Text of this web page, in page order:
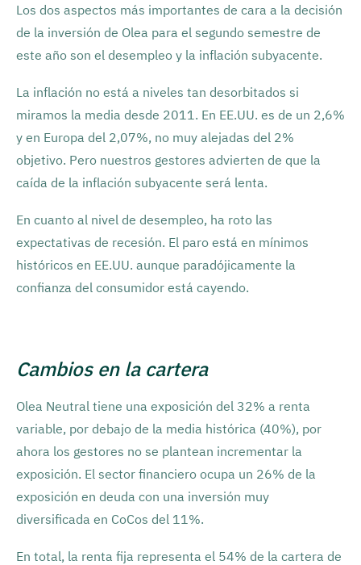
Los dos aspectos más importantes de cara a la decisión
de la inversión de Olea para el segundo semestre de
este año son el desempleo y la inflación subyacente.
La inflación no está a niveles tan desorbitados si
miramos la media desde 2011. En EE.UU. es de un 2,6%
y en Europa del 2,07%, no muy alejadas del 2%
objetivo. Pero nuestros gestores advierten de que la
caída de la inflación subyacente será lenta.
En cuanto al nivel de desempleo, ha roto las
expectativas de recesión. El paro está en mínimos
históricos en EE.UU. aunque paradójicamente la
confianza del consumidor está cayendo.
Cambios en la cartera
Olea Neutral tiene una exposición del 32% a renta
variable, por debajo de la media histórica (40%), por
ahora los gestores no se plantean incrementar la
exposición. El sector financiero ocupa un 26% de la
exposición en deuda con una inversión muy
diversificada en CoCos del 11%.
En total, la renta fija representa el 54% de la cartera de